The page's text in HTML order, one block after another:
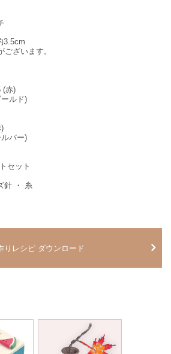
3.5cm
ざいます。
(赤)
ルド)
バー)
セット
針 ・ 糸
りレシピ ダウンロード